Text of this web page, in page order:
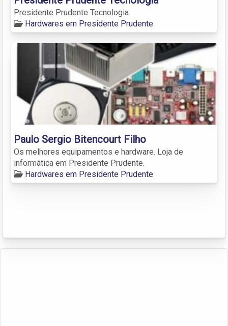
Presidente Prudente Tecnologia
Hardwares em Presidente Prudente
Paulo Sergio Bitencourt Filho
Os melhores equipamentos e hardware. Loja de
informática em Presidente Prudente.
Hardwares em Presidente Prudente